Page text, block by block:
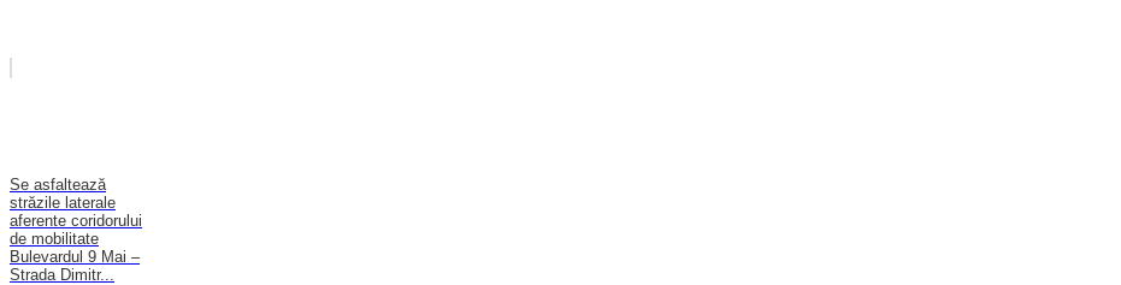
Se asfaltează
străzile laterale
aferente coridorului
de mobilitate
Bulevardul 9 Mai –
Strada Dimitr...